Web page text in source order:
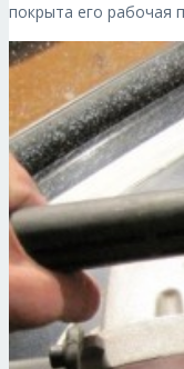
покрыта его рабочая